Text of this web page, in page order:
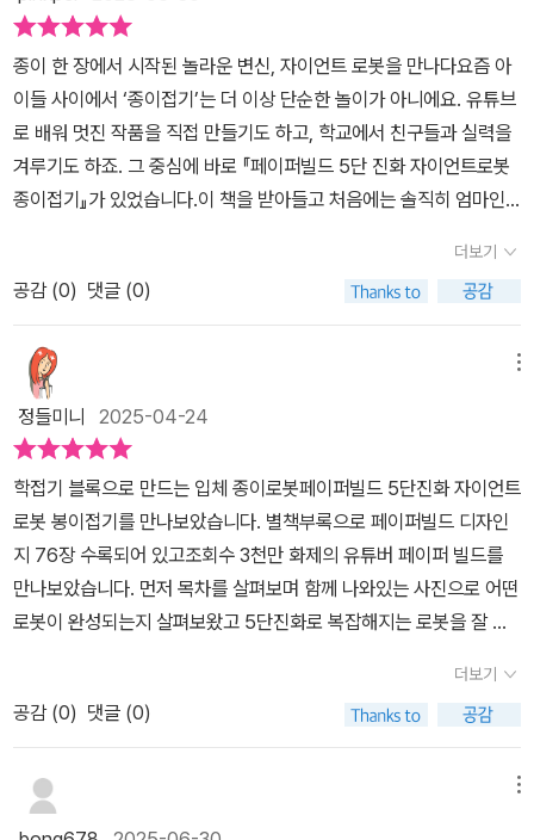
종이 한 장에서 시작된 놀라운 변신, 자이언트 로봇을 만나다​요즘 아
이들 사이에서 ‘종이접기’는 더 이상 단순한 놀이가 아니에요. 유튜브
로 배워 멋진 작품을 직접 만들기도 하고, 학교에서 친구들과 실력을
겨루기도 하죠. 그 중심에 바로 『페이퍼빌드 5단 진화 자이언트로봇
종이접기』가 있었습니다.​이 책을 받아들고 처음에는 솔직히 엄마인
자그마치 5단계 진화를 거쳐 완성되는 거대 로봇이라니요. 하지만 아
이의 눈은 반짝였고, 자기는 꼭 완성하고 말겠다는 듯 의지를 불태웠
죠.​​학부터 시작한 첫걸음, 하나씩 쌓아가는 성취감​책의 첫 단계는 기
본인 ‘학 접기’였어요. 단순해 보였지만 정확한 선과 모양을 맞춰야 해
서 꽤 신중한 작업이었죠. 아이는 중간중간 포기하고 싶을 때도 있었
지만, QR코드 영상으로 다시 확인하고, 몇 번이고 펴고 접으며 끝내
하나의 완성된 블록을 만들어냈습니다.​👧🏻 “이게 이렇게 힘든 줄
몰랐어. 근데 만들고 나니까 좀 멋지긴 해!”​그 말을 들으며 저는 이 책
이 단순히 종이접기 책이 아니구나 싶었어요. 작은 블록 하나를 완성
할 때마다 아이는 스스로를 더 믿게 되었고, 점점 도전의 재미를 알게
됐어요.​ ​5단계 진화, 단순한 접기를 넘어 ‘설계’의 세계로​책은 1단계
히어로 빌드맨부터 시작해 5단계 히어로 페가수스 워리어까지 점점
더 커지고 복잡해지는 로봇을 보여줘요. 각 단계마다 도안지가 제공
되어 직접 자르고, 접고, 조립하면서 설계의 기본 원리를 체험할 수 있
자”라든지, “이 블록은 뒤집어서 써야겠다” 같은 말을 하더라고요. 단
순히 손만 쓰는 활동이 아니라, 공간 감각과 논리적 사고까지 자극하
더보기
공감 (0) 댓글 (0)
정들미니 2025-04-24
학접기 블록으로 만드는 입체 종이로봇페이퍼빌드 5단진화 자이언트
로봇 봉이접기를 만나보았습니다. 별책부록으로 페이퍼빌드 디자인
지 76장 수록되어 있고조회수 3천만 화제의 유튜버 페이퍼 빌드를
만나보았습니다. 먼저 목차를 살펴보며 함께 나와있는 사진으로 어떤
로봇이 완성되는지 살펴보왔고 5단진화로 복잡해지는 로봇을 잘 접
살펴보았고 기억해 두었습니다.그리고 기초접기로 학블록접기 단계
별로 천천히 따라가며접어보았습니다. 히어로 페가수스 워리어 단계
별로 그림으로 먼저 만나보았고 그림도 그려보면서 어떻게 접어볼 지
궁금해 하며 살펴보며디자인지 잘라보았습니다. 동영상 참고가 있어
더보기
공감 (0) 댓글 (0)